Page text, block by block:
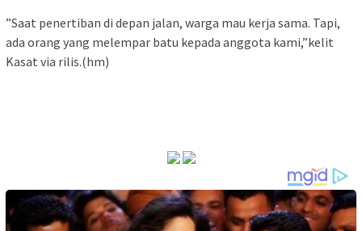
”Saat penertiban di depan jalan, warga mau kerja sama. Tapi,
ada orang yang melempar batu kepada anggota kami,”kelit
Kasat via rilis.(hm)